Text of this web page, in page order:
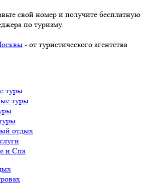
свой номер и получите бесплатную
по туризму.
- от туристического агентства
туры
туры
отдых
и Спа